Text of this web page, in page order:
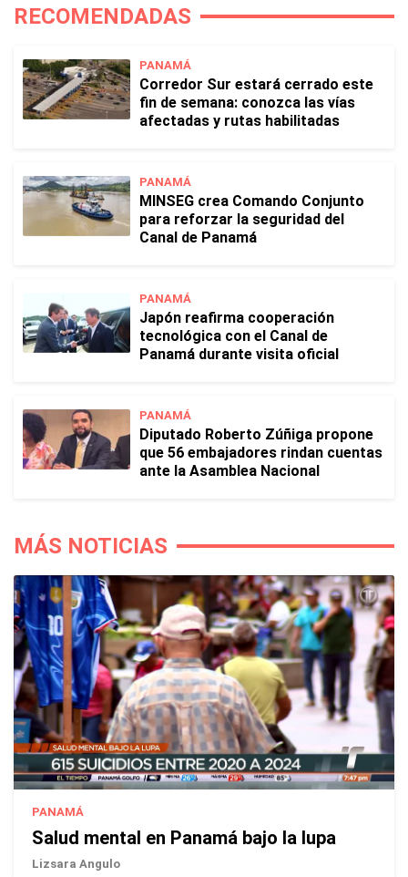
RECOMENDADAS
PANAMÁ
Corredor Sur estará cerrado este
fin de semana: conozca las vías
afectadas y rutas habilitadas
PANAMÁ
MINSEG crea Comando Conjunto
para reforzar la seguridad del
Canal de Panamá
PANAMÁ
Japón reafirma cooperación
tecnológica con el Canal de
Panamá durante visita oficial
PANAMÁ
Diputado Roberto Zúñiga propone
que 56 embajadores rindan cuentas
ante la Asamblea Nacional
MÁS NOTICIAS
PANAMÁ
Salud mental en Panamá bajo la lupa
Lizsara Angulo